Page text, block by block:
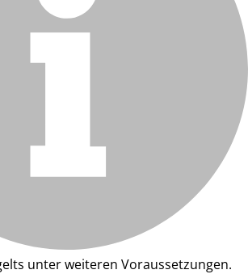
unter weiteren Voraussetzungen.